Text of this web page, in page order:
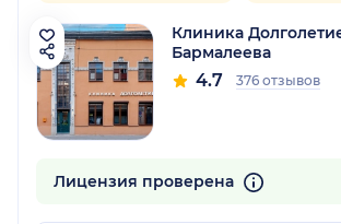
Клиника
Бармалеева
4.7 376 отзывов
Лицензия проверена